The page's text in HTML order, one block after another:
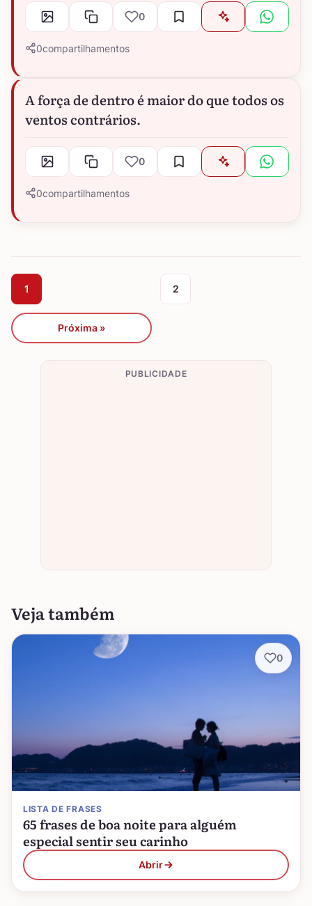
0
0compartilhamentos
A força de dentro é maior do que todos os
ventos contrários.
0
0compartilhamentos
1 2
Próxima »
PUBLICIDADE
Veja também
LISTA DE FRASES
65 frases de boa noite para alguém
especial sentir seu carinho
Abrir
0